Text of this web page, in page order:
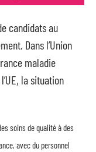
candidats au
Dans l’Union
maladie
la situation
soins de qualité à des
avec du personnel